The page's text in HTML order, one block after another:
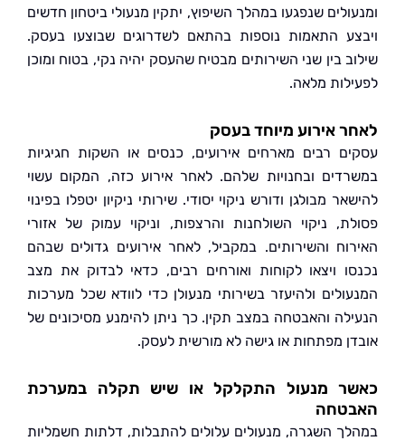
שנפגעו במהלך השיפוץ, יתקין מנעולי ביטחון חדשים
התאמות נוספות בהתאם לשדרוגים שבוצעו בעסק.
בין שני השירותים מבטיח שהעסק יהיה נקי, בטוח ומוכן
מלאה.
אירוע מיוחד בעסק
רבים מארחים אירועים, כנסים או השקות חגיגיות
ובחנויות שלהם. לאחר אירוע כזה, המקום עשוי
מבולגן ודורש ניקוי יסודי. שירותי ניקיון יטפלו בפינוי
ניקוי השולחנות והרצפות, וניקוי עמוק של אזורי
והשירותים. במקביל, לאחר אירועים גדולים שבהם
ויצאו לקוחות ואורחים רבים, כדאי לבדוק את מצב
ולהיעזר בשירותי מנעולן כדי לוודא שכל מערכות
והאבטחה במצב תקין. כך ניתן להימנע מסיכונים של
מפתחות או גישה לא מורשית לעסק.
מנעול התקלקל או שיש תקלה במערכת
השגרה, מנעולים עלולים להתבלות, דלתות חשמליות